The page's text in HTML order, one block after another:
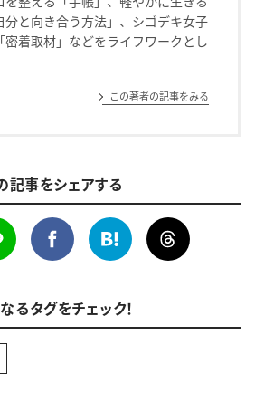
分と向き合う方法」、シゴデキ女子
密着取材」などをライフワークとし
この著者の記事をみる
記事をシェアする
るタグをチェック！